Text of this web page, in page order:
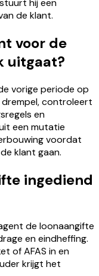
hij een
de klant.
voor de
uitgaat?
vorige periode op
controleert
en
een mutatie
voordat
klant gaan.
ingediend
de loonaangifte
en eindheffing.
of AFAS in en
krijgt het